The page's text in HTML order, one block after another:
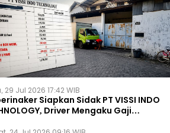
29 Jul 2026 17:42 WIB
Siapkan Sidak PT VISSI INDO
Driver Mengaku Gaji